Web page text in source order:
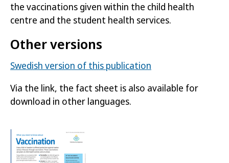
the vaccinations given within the child health
centre and the student health services.
Other versions
Swedish version of this publication
Via the link, the fact sheet is also available for
download in other languages.